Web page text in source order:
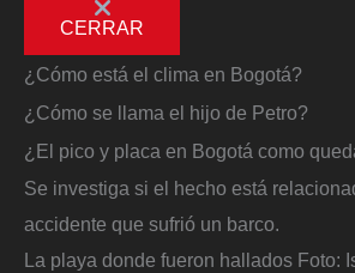
CERRAR
¿Cómo está el clima en Bogotá?
¿Cómo se llama el hijo de Petro?
¿El pico y placa en Bogotá como
Se investiga si el hecho está
accidente que sufrió un barco.
La playa donde fueron hallados Foto: